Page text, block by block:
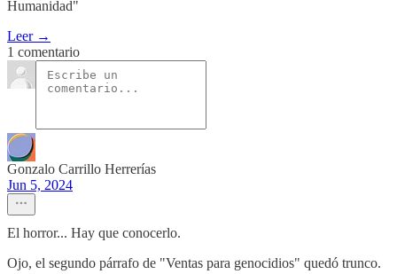
Humanidad"
Leer →
1 comentario
Gonzalo Carrillo Herrerías
Jun 5, 2024
El horror... Hay que conocerlo.
Ojo, el segundo párrafo de "Ventas para genocidios" quedó trunco.